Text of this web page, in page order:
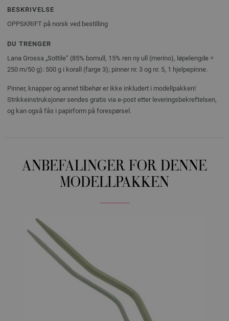
BESKRIVELSE
OPPSKRIFT på norsk ved bestilling
DU TRENGER
Lana Grossa „Sottile“ (85% bomull, 15% ren ny ull (merino), løpelengde =
250 m/50 g): 500 g i korall (farge 3); pinner nr. 3 og nr. 5, 1 hjelpepinne.
Pinner, knapper og annet tilbehør er ikke inkludert i modellpakken!
Strikkeinstruksjoner sendes gratis via e-post etter leveringsbekreftelsen,
og kan også fås i papirform på forespørsel.
ANBEFALINGER FOR DENNE
MODELLPAKKEN